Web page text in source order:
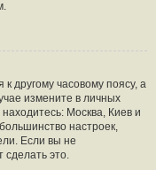
другому часовому поясу, а
измените в личных
Москва, Киев и
настроек,
Если вы не
сделать это.